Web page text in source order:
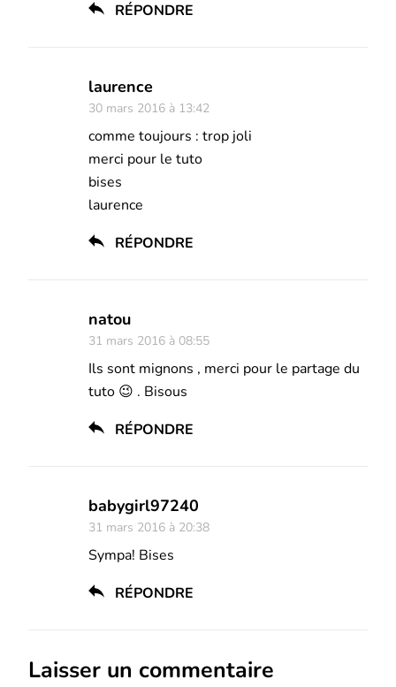
RÉPONDRE
laurence
30 mars 2016 à 13:42
comme toujours : trop joli
merci pour le tuto
bises
laurence
RÉPONDRE
natou
31 mars 2016 à 08:55
Ils sont mignons , merci pour le partage du
tuto 😉 . Bisous
RÉPONDRE
babygirl97240
31 mars 2016 à 20:38
Sympa! Bises
RÉPONDRE
Laisser un commentaire